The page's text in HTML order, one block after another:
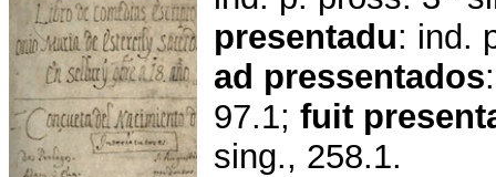
presentadu: ind.
ad pressentados
97.1; fuit
sing., 258.1.